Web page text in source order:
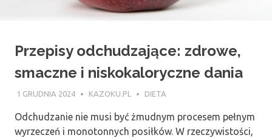
Przepisy odchudzające: zdrowe,
smaczne i niskokaloryczne dania
1 GRUDNIA 2024 KAZOKU.PL DIETA
Odchudzanie nie musi być żmudnym procesem pełnym
wyrzeczeń i monotonnych posiłków. W rzeczywistości,